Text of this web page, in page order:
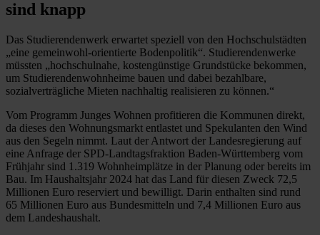
sind knapp
Das Studierendenwerk erwartet speziell von den Hochschulstädten
„eine gemeinwohl-orientierte Bodenpolitik“. Studierendenwerke
müssten „hochschulnahe, kostengünstige Grundstücke bekommen,
um Studierendenwohnheime bauen und dabei bezahlbare,
sozialverträgliche Mieten nachhaltig realisieren zu können.“
Vom Programm Junges Wohnen profitieren die Kommunen direkt,
da dieses den Wohnungsmarkt entlastet und Spekulanten den Wind
aus den Segeln nimmt. Laut der Antwort der Landesregierung auf
eine Anfrage der SPD-Landtagsfraktion Baden-Württemberg vom
Frühjahr sind 1.319 Wohnheimplätze in der Planung oder bereits im
Bau. Im Haushaltsjahr 2024 hat das Land für diesen Zweck 72,5
Millionen Euro reserviert und bewilligt. Darin enthalten sind rund
65 Millionen Euro aus Bundesmitteln und 7,4 Millionen Euro aus
dem Landeshaushalt.